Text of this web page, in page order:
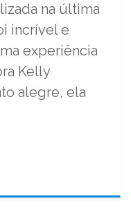
na última
incrível e
experiência
Kelly
alegre, ela